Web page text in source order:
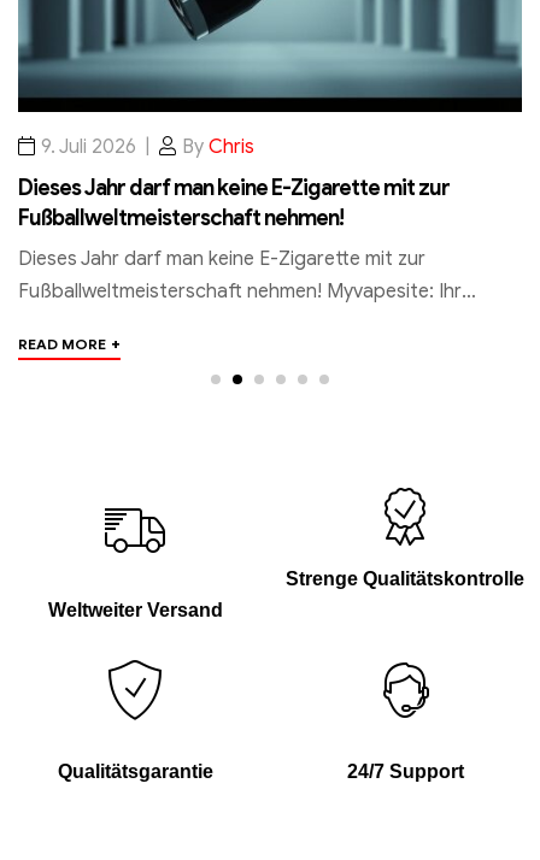
9. Juli 2026 By Chris
Dieses Jahr darf man keine E-Zigarette mit zur
Fußballweltmeisterschaft nehmen!
Dieses Jahr darf man keine E-Zigarette mit zur
Fußballweltmeisterschaft nehmen! Myvapesite: Ihr
kurzem im…
READ MORE +
Weltweiter Versand
Strenge Qualitätskontrolle
Qualitätsgarantie 24/7 Support